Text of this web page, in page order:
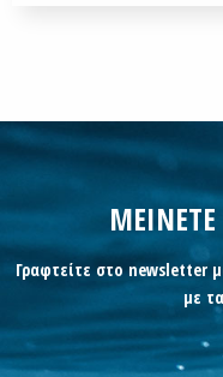
Γραφτείτε στο newsletter
με